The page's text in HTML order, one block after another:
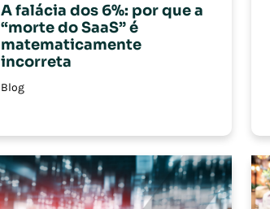
A falácia dos 6%: por que a
“morte do SaaS” é
matematicamente
incorreta
Blog